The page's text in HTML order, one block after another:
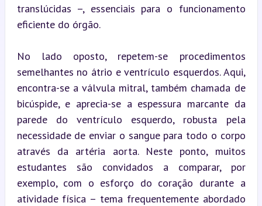
translúcidas –, essenciais para o funcionamento
eficiente do órgão.
No lado oposto, repetem-se procedimentos
semelhantes no átrio e ventrículo esquerdos. Aqui,
encontra-se a válvula mitral, também chamada de
bicúspide, e aprecia-se a espessura marcante da
parede do ventrículo esquerdo, robusta pela
necessidade de enviar o sangue para todo o corpo
através da artéria aorta. Neste ponto, muitos
estudantes são convidados a comparar, por
exemplo, com o esforço do coração durante a
atividade física – tema frequentemente abordado